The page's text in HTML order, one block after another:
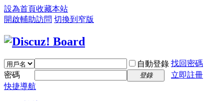
設為首頁收藏本站
開啟輔助訪問 切換到窄版
自動登錄 找回密碼
密碼
登錄
立即註冊
快捷導航